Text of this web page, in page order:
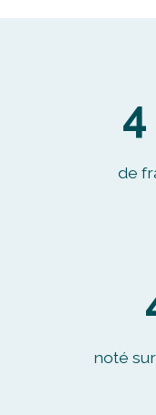
de
noté